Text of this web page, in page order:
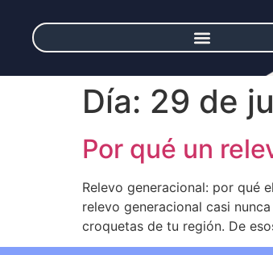
Día: 29 de
Por qué un
Relevo generacional: por qué
relevo generacional casi
croquetas de tu región. De